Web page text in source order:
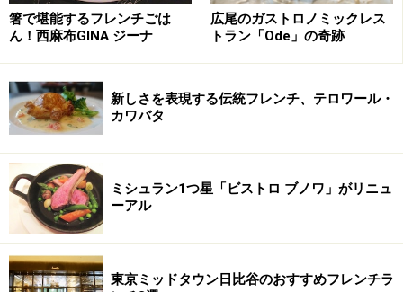
箸で堪能するフレンチごは
ん！西麻布GINA ジーナ
広尾のガストロノミックレス
トラン「Ode」の奇跡
新しさを表現する伝統フレンチ、テロワール・
カワバタ
ミシュラン1つ星「ビストロ ブノワ」がリニュ
ーアル
東京ミッドタウン日比谷のおすすめフレンチラ